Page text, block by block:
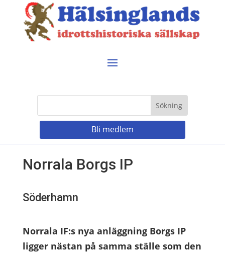
Bli medlem
Norrala Borgs IP
Söderhamn
Norrala IF:s nya anläggning Borgs IP
ligger nästan på samma ställe som den